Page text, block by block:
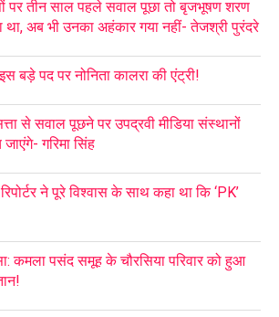
पर तीन साल पहले सवाल पूछा तो बृजभूषण शरण
था, अब भी उनका अहंकार गया नहीं- तेजश्री पुरंदरे
बड़े पद पर नोनिता कालरा की एंट्री!
से सवाल पूछने पर उपद्रवी मीडिया संस्थानों
गरिमा सिंह
ने पूरे विश्वास के साथ कहा था कि ‘PK’
कमला पसंद समूह के चौरसिया परिवार को हुआ